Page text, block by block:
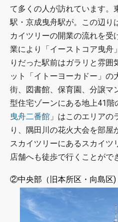
て多くの人が訪れています。
駅・京成曳舟駅が。この辺り
カイツリーの開業の流れを受
業により「イーストコア曳舟
りだった駅前はガラリと雰囲
ット「イトーヨーカドー」の
街、図書館、保育園、分譲マ
型住宅ゾーンにある地上41階
曳舟二番館 」はこのエリアの
り、隅田川の花火大会を部屋
スカイツリーにあるスカイツ
店舗へも徒歩で行くことがで
②中央部（旧本所区・向島区)